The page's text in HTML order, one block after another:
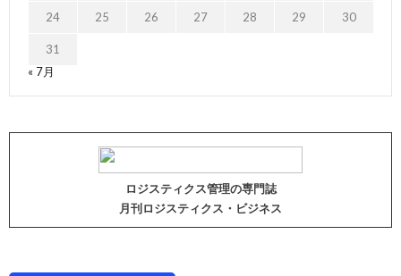
24 25 26 27 28 29 30
31
« 7月
ロジスティクス管理の専門誌
月刊ロジスティクス・ビジネス